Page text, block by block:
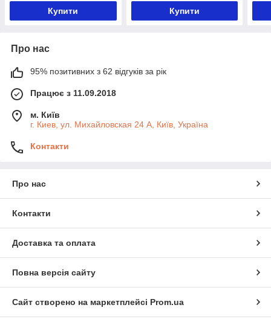
Купити Купити
Про нас
95% позитивних з 62 відгуків за рік
Працює з 11.09.2018
м. Київ
г. Киев, ул. Михайловская 24 А, Київ, Україна
Контакти
Про нас
Контакти
Доставка та оплата
Повна версія сайту
Сайт створено на маркетплейсі Prom.ua